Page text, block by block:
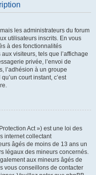
les administrateurs du forum
utilisateurs inscrits. En vous
à des fonctionnalités
visiteurs, tels que l’affichage
privée, l’envoi de
l’adhésion à un groupe
court instant, c’est
Act ») est une loi des
internet collectant
âgés de moins de 13 ans un
légaux des mineurs concernés.
aux mineurs âgés de
vous conseillons de contacter